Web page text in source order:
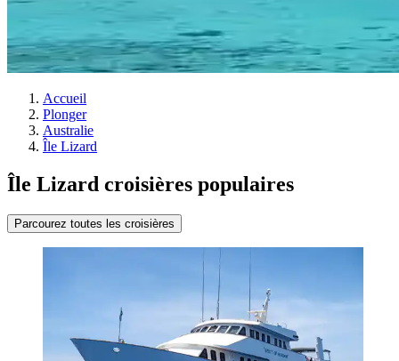
Accueil
Plonger
Australie
Île Lizard
Île Lizard croisières populaires
Parcourez toutes les croisières